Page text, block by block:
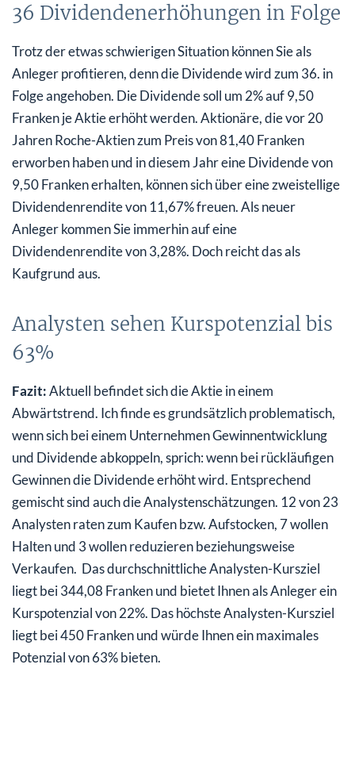
36 Dividendenerhöhungen in Folge
Trotz der etwas schwierigen Situation können Sie als
Anleger profitieren, denn die Dividende wird zum 36. in
Folge angehoben. Die Dividende soll um 2% auf 9,50
Franken je Aktie erhöht werden. Aktionäre, die vor 20
Jahren Roche-Aktien zum Preis von 81,40 Franken
erworben haben und in diesem Jahr eine Dividende von
9,50 Franken erhalten, können sich über eine zweistellige
Dividendenrendite von 11,67% freuen. Als neuer
Anleger kommen Sie immerhin auf eine
Dividendenrendite von 3,28%. Doch reicht das als
Kaufgrund aus.
Analysten sehen Kurspotenzial bis
63%
Fazit:Aktuell befindet sich die Aktie in einem
Abwärtstrend. Ich finde es grundsätzlich problematisch,
wenn sich bei einem Unternehmen Gewinnentwicklung
und Dividende abkoppeln, sprich: wenn bei rückläufigen
Gewinnen die Dividende erhöht wird. Entsprechend
gemischt sind auch die Analystenschätzungen. 12 von 23
Analysten raten zum Kaufen bzw. Aufstocken, 7 wollen
Halten und 3 wollen reduzieren beziehungsweise
Verkaufen. Das durchschnittliche Analysten-Kursziel
liegt bei 344,08 Franken und bietet Ihnen als Anleger ein
Kurspotenzial von 22%. Das höchste Analysten-Kursziel
liegt bei 450 Franken und würde Ihnen ein maximales
Potenzial von 63% bieten.